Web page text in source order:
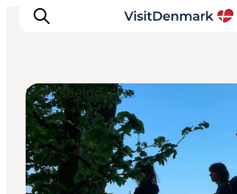
Ispirazioni
Dove andare
Cosa fare
Sightseeing